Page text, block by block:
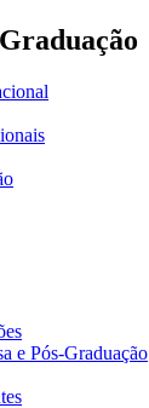
e Pós-Graduação